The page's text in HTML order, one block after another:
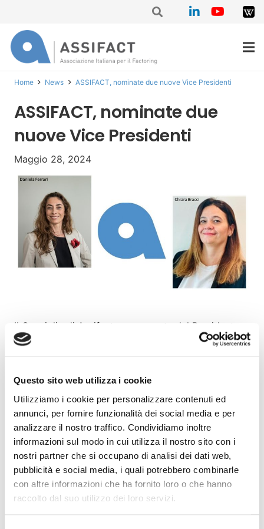
Questo sito web utilizza i cookie
Utilizziamo i cookie per personalizzare contenuti ed
annunci, per fornire funzionalità dei social media e per
analizzare il nostro traffico. Condividiamo inoltre
informazioni sul modo in cui utilizza il nostro sito con i
nostri partner che si occupano di analisi dei dati web,
pubblicità e social media, i quali potrebbero combinarle
con altre informazioni che ha fornito loro o che hanno
raccolto dal suo utilizzo dei loro servizi.
Home News ASSIFACT, nominate due nuove Vice Presidenti
ASSIFACT, nominate due
nuove Vice Presidenti
Maggio 28, 2024
Il Consiglio di Assifact, su proposta del Presidente
Massimiliano Belingheri, il 28 maggio 2024 ha
nominato due nuove Vice Presidenti: Chiara Bracci
(Amministratore Delegato UniCredit Factoring
S.p.A.). A loro va il nostro benvenuto, certi del
prezioso contributo che sapranno dare
all’Associazione per affrontare le nuove sfide di
mercato.
Articolo precedente Articolo successivo